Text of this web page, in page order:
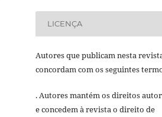
LICENÇA
Autores que publicam nesta
concordam com os seguintes
. Autores mantém os direitos
e concedem à revista o direito de